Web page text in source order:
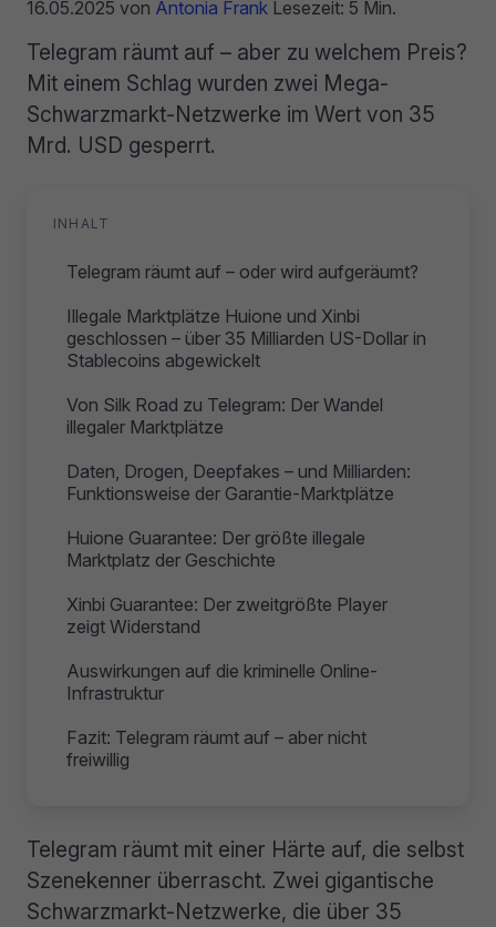
16.05.2025 von Antonia Frank Lesezeit: 5 Min.
Telegram räumt auf – aber zu welchem Preis?
Mit einem Schlag wurden zwei Mega-
Schwarzmarkt-Netzwerke im Wert von 35
Mrd. USD gesperrt.
INHALT
Telegram räumt auf – oder wird aufgeräumt?
Illegale Marktplätze Huione und Xinbi
geschlossen – über 35 Milliarden US-Dollar in
Stablecoins abgewickelt
Von Silk Road zu Telegram: Der Wandel
illegaler Marktplätze
Daten, Drogen, Deepfakes – und Milliarden:
Funktionsweise der Garantie-Marktplätze
Huione Guarantee: Der größte illegale
Marktplatz der Geschichte
Xinbi Guarantee: Der zweitgrößte Player
zeigt Widerstand
Auswirkungen auf die kriminelle Online-
Infrastruktur
Fazit: Telegram räumt auf – aber nicht
freiwillig
Telegram räumt mit einer Härte auf, die selbst
Szenekenner überrascht. Zwei gigantische
Schwarzmarkt-Netzwerke, die über 35